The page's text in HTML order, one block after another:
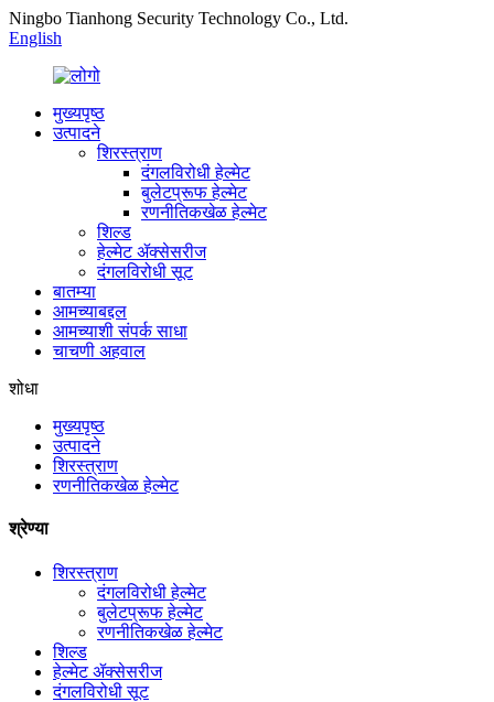
Ningbo Tianhong Security Technology Co., Ltd.
English
मुख्यपृष्ठ
उत्पादने
शिरस्त्राण
दंगलविरोधी हेल्मेट
बुलेटप्रूफ हेल्मेट
रणनीतिकखेळ हेल्मेट
शिल्ड
हेल्मेट ॲक्सेसरीज
दंगलविरोधी सूट
बातम्या
आमच्याबद्दल
आमच्याशी संपर्क साधा
चाचणी अहवाल
शोधा
मुख्यपृष्ठ
उत्पादने
शिरस्त्राण
रणनीतिकखेळ हेल्मेट
श्रेण्या
शिरस्त्राण
दंगलविरोधी हेल्मेट
बुलेटप्रूफ हेल्मेट
रणनीतिकखेळ हेल्मेट
शिल्ड
हेल्मेट ॲक्सेसरीज
दंगलविरोधी सूट